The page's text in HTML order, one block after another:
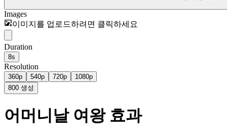
Images
이미지를 업로드하려면 클릭하세요
Duration
8s
Resolution
360p 540p 720p
1080p
800 생성
어머니날 여왕 효과